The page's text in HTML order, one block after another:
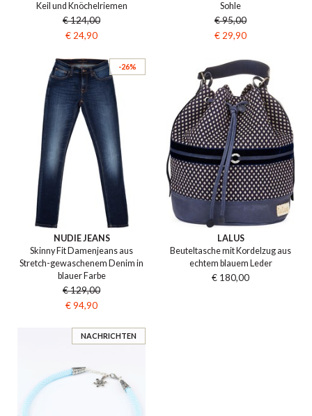
Keil und Knöchelriemen
€ 124,00
€ 24,90
Sohle
€ 95,00
€ 29,90
-26%
NUDIE JEANS
Skinny Fit Damenjeans aus
Stretch-gewaschenem Denim in
blauer Farbe
€ 129,00
€ 94,90
LALUS
Beuteltasche mit Kordelzug aus
echtem blauem Leder
€ 180,00
NACHRICHTEN